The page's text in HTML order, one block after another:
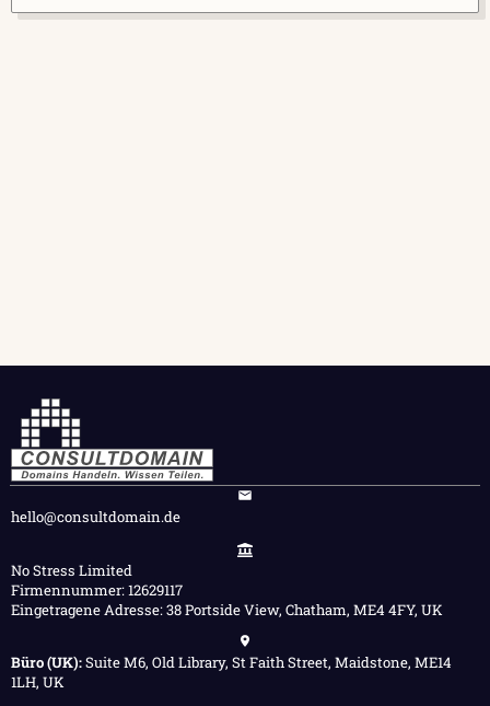
hello@consultdomain.de
No Stress Limited
Firmennummer: 12629117
Eingetragene Adresse: 38 Portside View, Chatham, ME4 4FY, UK
Büro (UK):Suite M6, Old Library, St Faith Street, Maidstone, ME14
1LH, UK